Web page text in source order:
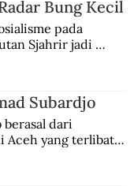
Bandung
Bung Kecil
pada
Sjahrir jadi
Subardjo
berasal dari
Aceh yang terlibat